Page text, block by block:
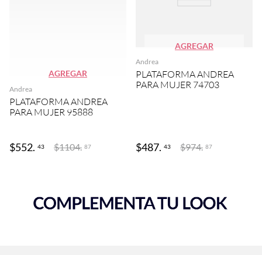
AGREGAR
Andrea
PLATAFORMA ANDREA
PARA MUJER 95888
$552. 43 $1104. 87
AGREGAR
Andrea
PLATAFORMA ANDREA
PARA MUJER 74703
$487. 43 $974. 87